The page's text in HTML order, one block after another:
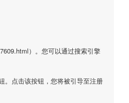
）。您可以通过搜索引擎
。点击该按钮，您将被引导至注册